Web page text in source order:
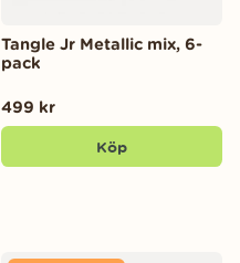
Tangle Jr Metallic mix, 6-
pack
499 kr
Köp